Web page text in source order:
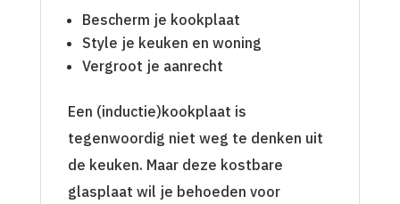
Bescherm je kookplaat
Style je keuken en woning
Vergroot je aanrecht
Een (inductie)kookplaat is
tegenwoordig niet weg te denken uit
de keuken. Maar deze kostbare
glasplaat wil je behoeden voor